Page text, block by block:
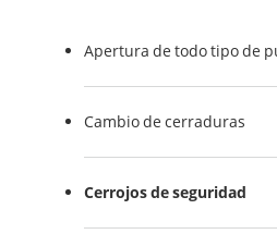
Apertura de todo tipo de
Cambio de cerraduras
Cerrojos de seguridad